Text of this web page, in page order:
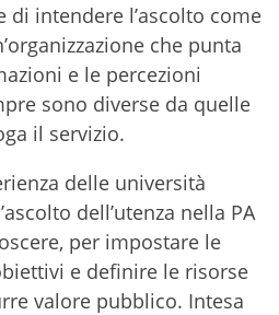
di intendere l’ascolto come
che punta
e le percezioni
sono diverse da quelle
il servizio.
delle università
dell’utenza nella PA
per impostare le
e definire le risorse
valore pubblico. Intesa